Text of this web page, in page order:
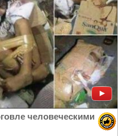
человеческими